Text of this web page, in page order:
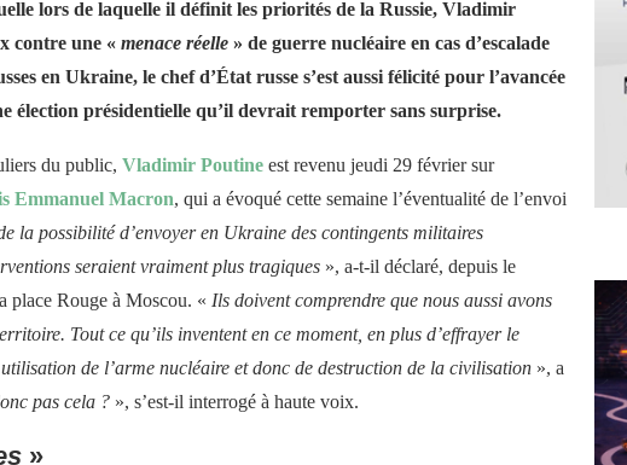
lors de laquelle il définit les priorités de la Russie, Vladimir
contre une « menace réelle » de guerre nucléaire en cas d’escalade
en Ukraine, le chef d’État russe s’est aussi félicité pour l’avancée
élection présidentielle qu’il devrait remporter sans surprise.
du public, Vladimir Poutine est revenu jeudi 29 février sur
Emmanuel Macron, qui a évoqué cette semaine l’éventualité de l’envoi
la possibilité d’envoyer en Ukraine des contingents militaires
seraient vraiment plus tragiques », a-t-il déclaré, depuis le
place Rouge à Moscou. « Ils doivent comprendre que nous aussi avons
Tout ce qu’ils inventent en ce moment, en plus d’effrayer le
de l’arme nucléaire et donc de destruction de la civilisation », a
pas cela ? », s’est-il interrogé à haute voix.
»